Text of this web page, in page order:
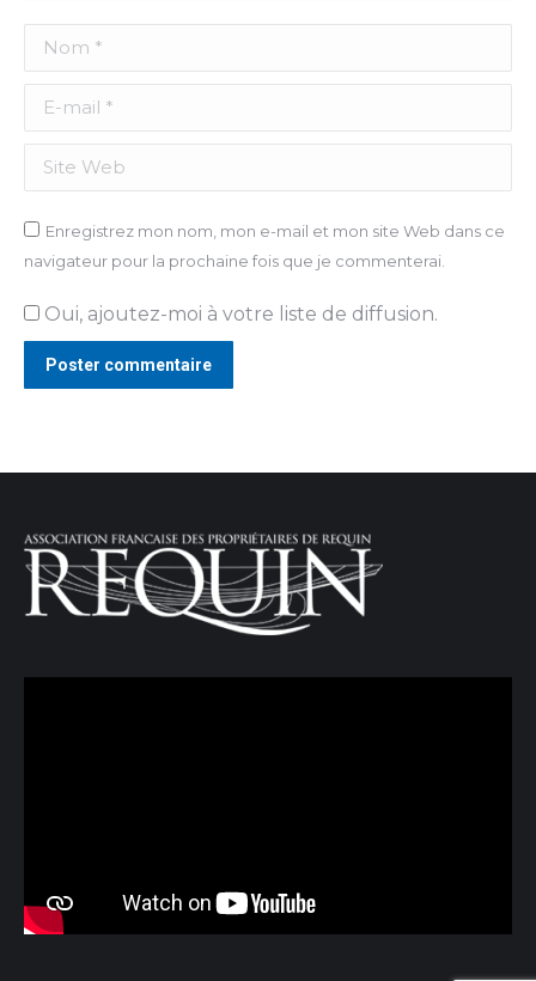
Nom *
E-mail *
Site Web
Enregistrez mon nom, mon e-mail et mon site Web dans ce
navigateur pour la prochaine fois que je commenterai.
Oui, ajoutez-moi à votre liste de diffusion.
Poster commentaire